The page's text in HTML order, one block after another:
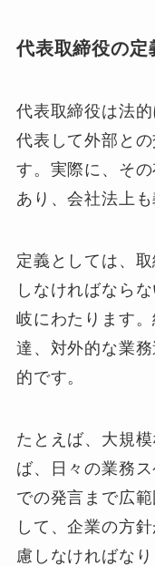
代表取締役の定
代表取締役は法
代表して外部と
す。実際に、そ
あり、会社法上
定義としては、
しなければなら
岐にわたります
達、対外的な業
的です。
たとえば、大規
ば、日々の業務
での発言まで広
して、企業の方
慮しなければなり